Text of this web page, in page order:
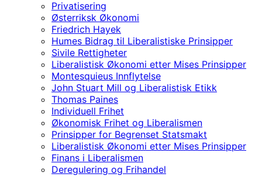
Privatisering
Østerriksk Økonomi
Friedrich Hayek
Humes Bidrag til Liberalistiske Prinsipper
Sivile Rettigheter
Liberalistisk Økonomi etter Mises Prinsipper
Montesquieus Innflytelse
John Stuart Mill og Liberalistisk Etikk
Thomas Paines
Individuell Frihet
Økonomisk Frihet og Liberalismen
Prinsipper for Begrenset Statsmakt
Liberalistisk Økonomi etter Mises Prinsipper
Finans i Liberalismen
Deregulering og Frihandel